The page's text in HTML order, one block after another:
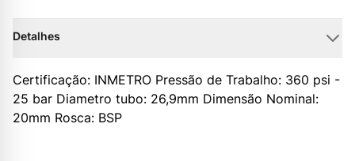
Detalhes
Certificação: INMETRO Pressão de Trabalho: 360 psi -
25 bar Diametro tubo: 26,9mm Dimensão Nominal:
20mm Rosca: BSP